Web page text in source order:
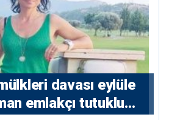
davası eylüle
emlakçı tutuklu